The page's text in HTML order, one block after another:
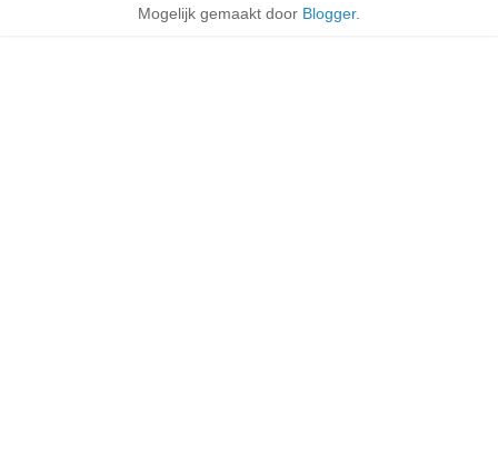
Mogelijk gemaakt door Blogger.